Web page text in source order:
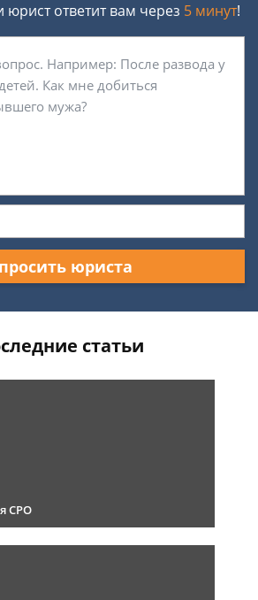
юрист ответит вам через 5 минут!
юриста
статьи
СРО